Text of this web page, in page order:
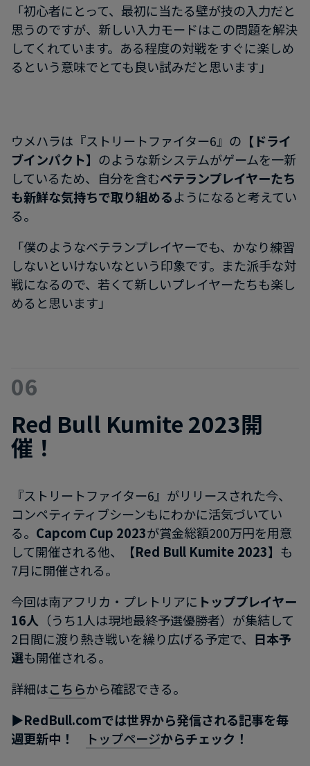
「初心者にとって、最初に当たる壁が技の入力だと
思うのですが、新しい入力モードはこの問題を解決
してくれています。ある程度の対戦をすぐに楽しめ
るという意味でとても良い試みだと思います」
ウメハラは『ストリートファイター6』の 【ドライ
ブインパクト】 のような新システムがゲームを一新
しているため、自分を含むベテランプレイヤーたち
も新鮮な気持ちで取り組めるようになると考えてい
る。
「僕のようなベテランプレイヤーでも、かなり練習
しないといけないなという印象です。また派手な対
戦になるので、若くて新しいプレイヤーたちも楽し
めると思います」
06
Red Bull Kumite 2023開
催！
『ストリートファイター6』がリリースされた今、
コンペティティブシーンもにわかに活気づいてい
る。 Capcom Cup 2023が賞金総額200万円を用意
して開催される他、
【Red Bull Kumite 2023】 も
7月に開催される。
今回は南アフリカ・プレトリアに トッププレイヤー
16人 （うち1人は現地最終予選優勝者）が集結して
2日間に渡り熱き戦いを繰り広げる予定で、 日本予
選も開催される。
詳細はこちらから確認できる。
▶︎RedBull.comでは世界から発信される記事を毎
週更新中！
トップページからチェック！